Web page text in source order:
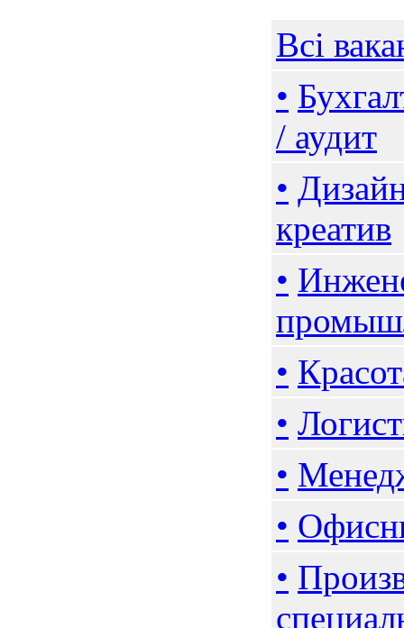
Всі
•
/ аудит
•
креатив
•
•
•
•
•
•